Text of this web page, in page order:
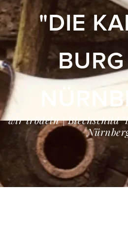
"DIE
wir trödeln | Blechschild